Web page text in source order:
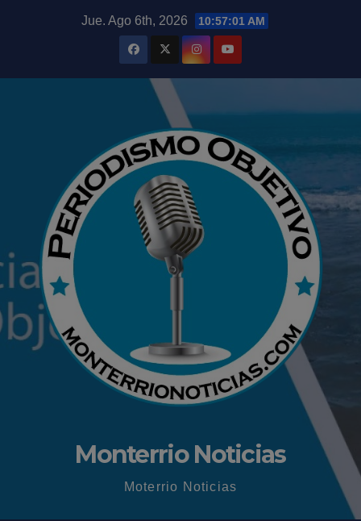
Jue. Ago 6th, 2026 10:57:02 AM
Monterrio Noticias
Moterrio Noticias
modal-check